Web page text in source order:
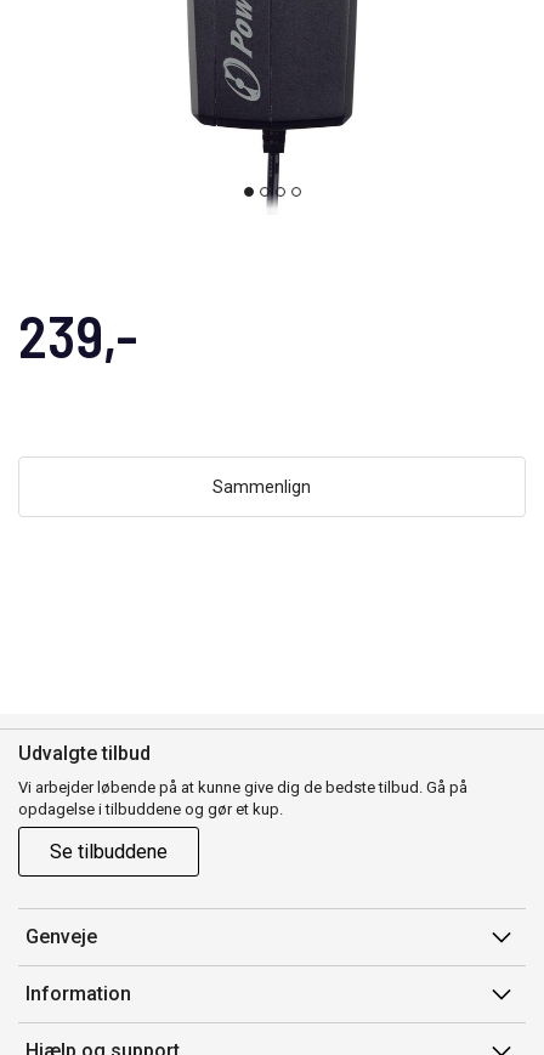
239,-
Sammenlign
Udvalgte tilbud
Vi arbejder løbende på at kunne give dig de bedste tilbud. Gå på
opdagelse i tilbuddene og gør et kup.
Se tilbuddene
Genveje
Min side
Ordrehistorik
Information
Salgsbetingelser
Hjælp og support